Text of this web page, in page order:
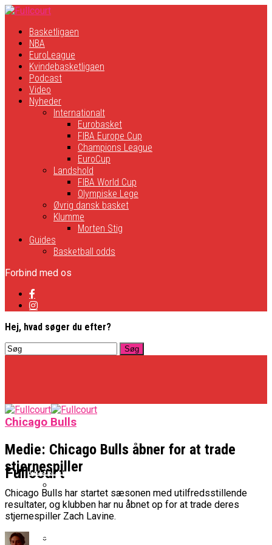
Basketligaen
NBA
EuroLeague
Kvindebasketligaen
Podcast
Video
Nyheder
Internationalt
Eurobasket
FIBA Europe Cup
Champions League
EuroCup
Landshold
FIBA World Cup
Olympiske Lege
Øvrig dansk basket
Klumme
Morten Stig
Guides
Basketball odds
Forbind med os
Hej, hvad søger du efter?
Fullcourt
Basketligaen
Officielt: Vejen Gafler Dansker Hos Rabbits
NBA
Chicago Bulls
Medie: Chicago Bulls åbner for at trade
stjernespiller
Chicago Bulls har startet sæsonen med utilfredsstillende
resultater, og klubben har nu åbnet op for at trade deres
stjernespiller Zach Lavine.